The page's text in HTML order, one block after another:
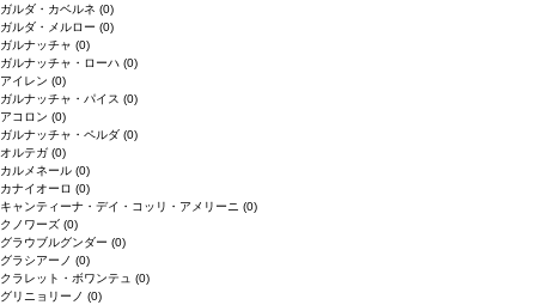
ガルダ・カベルネ (0)
ガルダ・メルロー (0)
ガルナッチャ (0)
ガルナッチャ・ローハ (0)
アイレン (0)
ガルナッチャ・パイス (0)
アコロン (0)
ガルナッチャ・ペルダ (0)
オルテガ (0)
カルメネール (0)
カナイオーロ (0)
キャンティーナ・デイ・コッリ・アメリーニ (0)
クノワーズ (0)
グラウブルグンダー (0)
グラシアーノ (0)
クラレット・ボワンテュ (0)
グリニョリーノ (0)